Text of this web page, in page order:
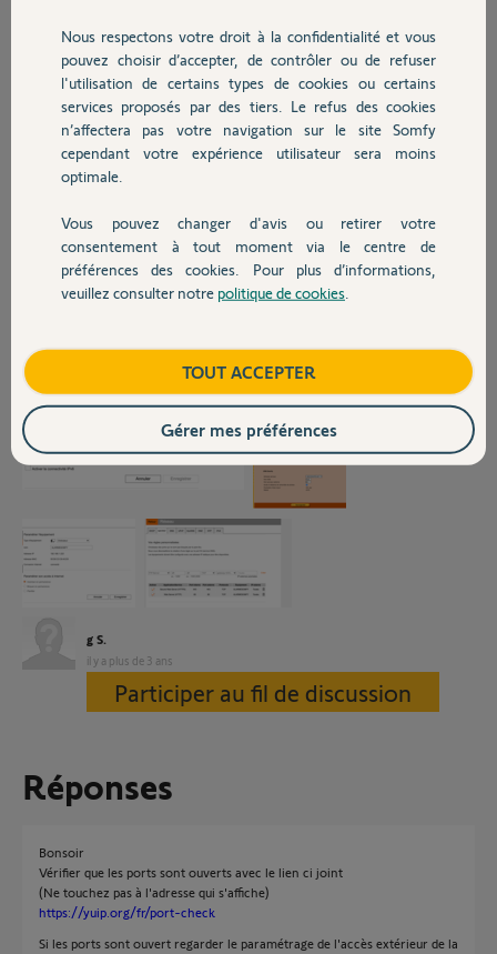
Chauffage
Autres produits
Devis avec un pro
Contact
Réinitialisation du
module IP de la centrale,
désactivation DHCP et activation de l’accès à distance
génération d'une nouvelle carte d'authentification
Ouverture des ports sur l’interface Orange
Désactivation de l’IPv6
Subsiste un problème avec le sous-domaine. J’ai le message suivant
quand je tente de joindre l’adresse : « Il semble y avoir un problème
réseau, cliquez ICI pour avoir de l’aide. »
Merci d’avance
GS
g S.
il y a plus de 3 ans
Participer au fil de discussion
Réponses
Bonsoir
Vérifier que les ports sont ouverts avec le lien ci joint
(Ne touchez pas à l'adresse qui s'affiche)
https://yuip.org/fr/port-check
Si les ports sont ouvert regarder le paramétrage de l'accès extérieur de la
Nous respectons votre droit à la confidentialité et vous
pouvez choisir d’accepter, de contrôler ou de refuser
l'utilisation de certains types de cookies ou certains
services proposés par des tiers. Le refus des cookies
n’affectera pas votre navigation sur le site Somfy
cependant votre expérience utilisateur sera moins
optimale.
Vous pouvez changer d'avis ou retirer votre
consentement à tout moment via le centre de
préférences des cookies. Pour plus d’informations,
veuillez consulter notre politique de cookies
TOUT ACCEPTER
Gérer mes préférences